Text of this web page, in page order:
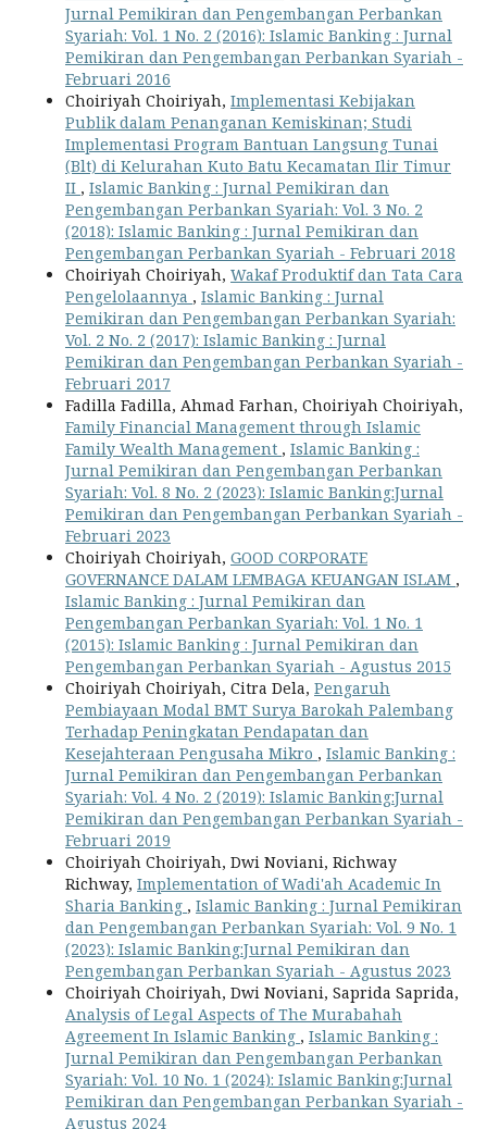
Jurnal Pemikiran dan Pengembangan Perbankan
Syariah: Vol. 1 No. 2 (2016): Islamic Banking : Jurnal
Pemikiran dan Pengembangan Perbankan Syariah -
Februari 2016
Choiriyah Choiriyah, Implementasi Kebijakan
Publik dalam Penanganan Kemiskinan; Studi
Implementasi Program Bantuan Langsung Tunai
(Blt) di Kelurahan Kuto Batu Kecamatan Ilir Timur
II , Islamic Banking : Jurnal Pemikiran dan
Pengembangan Perbankan Syariah: Vol. 3 No. 2
(2018): Islamic Banking : Jurnal Pemikiran dan
Pengembangan Perbankan Syariah - Februari 2018
Choiriyah Choiriyah, Wakaf Produktif dan Tata Cara
Pengelolaannya , Islamic Banking : Jurnal
Pemikiran dan Pengembangan Perbankan Syariah:
Vol. 2 No. 2 (2017): Islamic Banking : Jurnal
Pemikiran dan Pengembangan Perbankan Syariah -
Februari 2017
Fadilla Fadilla, Ahmad Farhan, Choiriyah Choiriyah,
Family Financial Management through Islamic
Family Wealth Management , Islamic Banking :
Jurnal Pemikiran dan Pengembangan Perbankan
Syariah: Vol. 8 No. 2 (2023): Islamic Banking:Jurnal
Pemikiran dan Pengembangan Perbankan Syariah -
Februari 2023
Choiriyah Choiriyah, GOOD CORPORATE
GOVERNANCE DALAM LEMBAGA KEUANGAN ISLAM ,
Islamic Banking : Jurnal Pemikiran dan
Pengembangan Perbankan Syariah: Vol. 1 No. 1
(2015): Islamic Banking : Jurnal Pemikiran dan
Pengembangan Perbankan Syariah - Agustus 2015
Choiriyah Choiriyah, Citra Dela, Pengaruh
Pembiayaan Modal BMT Surya Barokah Palembang
Terhadap Peningkatan Pendapatan dan
Kesejahteraan Pengusaha Mikro , Islamic Banking :
Jurnal Pemikiran dan Pengembangan Perbankan
Syariah: Vol. 4 No. 2 (2019): Islamic Banking:Jurnal
Pemikiran dan Pengembangan Perbankan Syariah -
Februari 2019
Choiriyah Choiriyah, Dwi Noviani, Richway
Richway, Implementation of Wadi'ah Academic In
Sharia Banking , Islamic Banking : Jurnal Pemikiran
dan Pengembangan Perbankan Syariah: Vol. 9 No. 1
(2023): Islamic Banking:Jurnal Pemikiran dan
Pengembangan Perbankan Syariah - Agustus 2023
Choiriyah Choiriyah, Dwi Noviani, Saprida Saprida,
Analysis of Legal Aspects of The Murabahah
Agreement In Islamic Banking , Islamic Banking :
Jurnal Pemikiran dan Pengembangan Perbankan
Syariah: Vol. 10 No. 1 (2024): Islamic Banking:Jurnal
Pemikiran dan Pengembangan Perbankan Syariah -
Agustus 2024